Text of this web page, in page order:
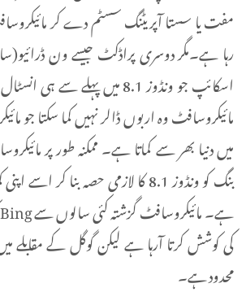
مفت یا سستا آپریٹنگ سسٹم دے کر
رہا ہے۔مگر دوسری پراڈکٹ جیسے ون
اسکائپ جو ونڈوز 8.1 میں پہلے
مائیکروسافٹ وہ اربوں ڈالر نہیں کما سکتا جو
میں دنیا بھر سے کماتا ہے۔ ممکنہ طور پر
بنگ کو ونڈوز 8.1 کا لازمی حصہ بنا کر اسے
کی کوشش کرتا آرہا ہے لیکن گوگل کے مقابلے
محدود ہے۔